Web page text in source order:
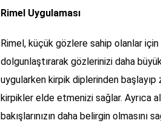
Rimel Uygulaması
Rimel, küçük gözlere sahip olanlar
dolgunlaştırarak gözlerinizi daha
uygularken kirpik diplerinden
kirpikler elde etmenizi sağlar. Ayrıca
bakışlarınızın daha belirgin olmasını